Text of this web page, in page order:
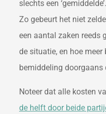
slechts een
Zo gebeurt het niet
een aantal zaken reeds
de situatie, en hoe meer
bemiddeling doorgaans
Noteer dat alle kosten
de helft door beide